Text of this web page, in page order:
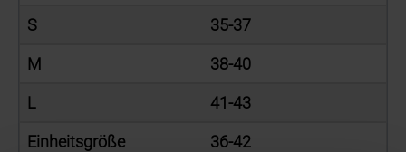
S 35-37
M 38-40
L 41-43
Einheitsgröße 36-42